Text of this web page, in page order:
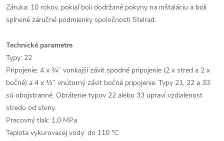
Záruka: 10 rokov, pokiaľ boli dodržané pokyny na inštaláciu a boli
splnené záručné podmienky spoločnosti Stelrad.
Technické parametre
Typy: 22
Pripojenie: 4 x ¾” vonkajší závit spodné pripojenie (2 x stred a 2 x
bočné) a 4 x ½” vnútorný závit bočné pripojenie. Typy 21, 22 a 33
sú obojstranné. Obrátenie typov 22 alebo 33 upraví vzdialenosť
stredu od steny.
Pracovný tlak: 1,0 MPa
Teplota vykurovacej vody: do 110 °C